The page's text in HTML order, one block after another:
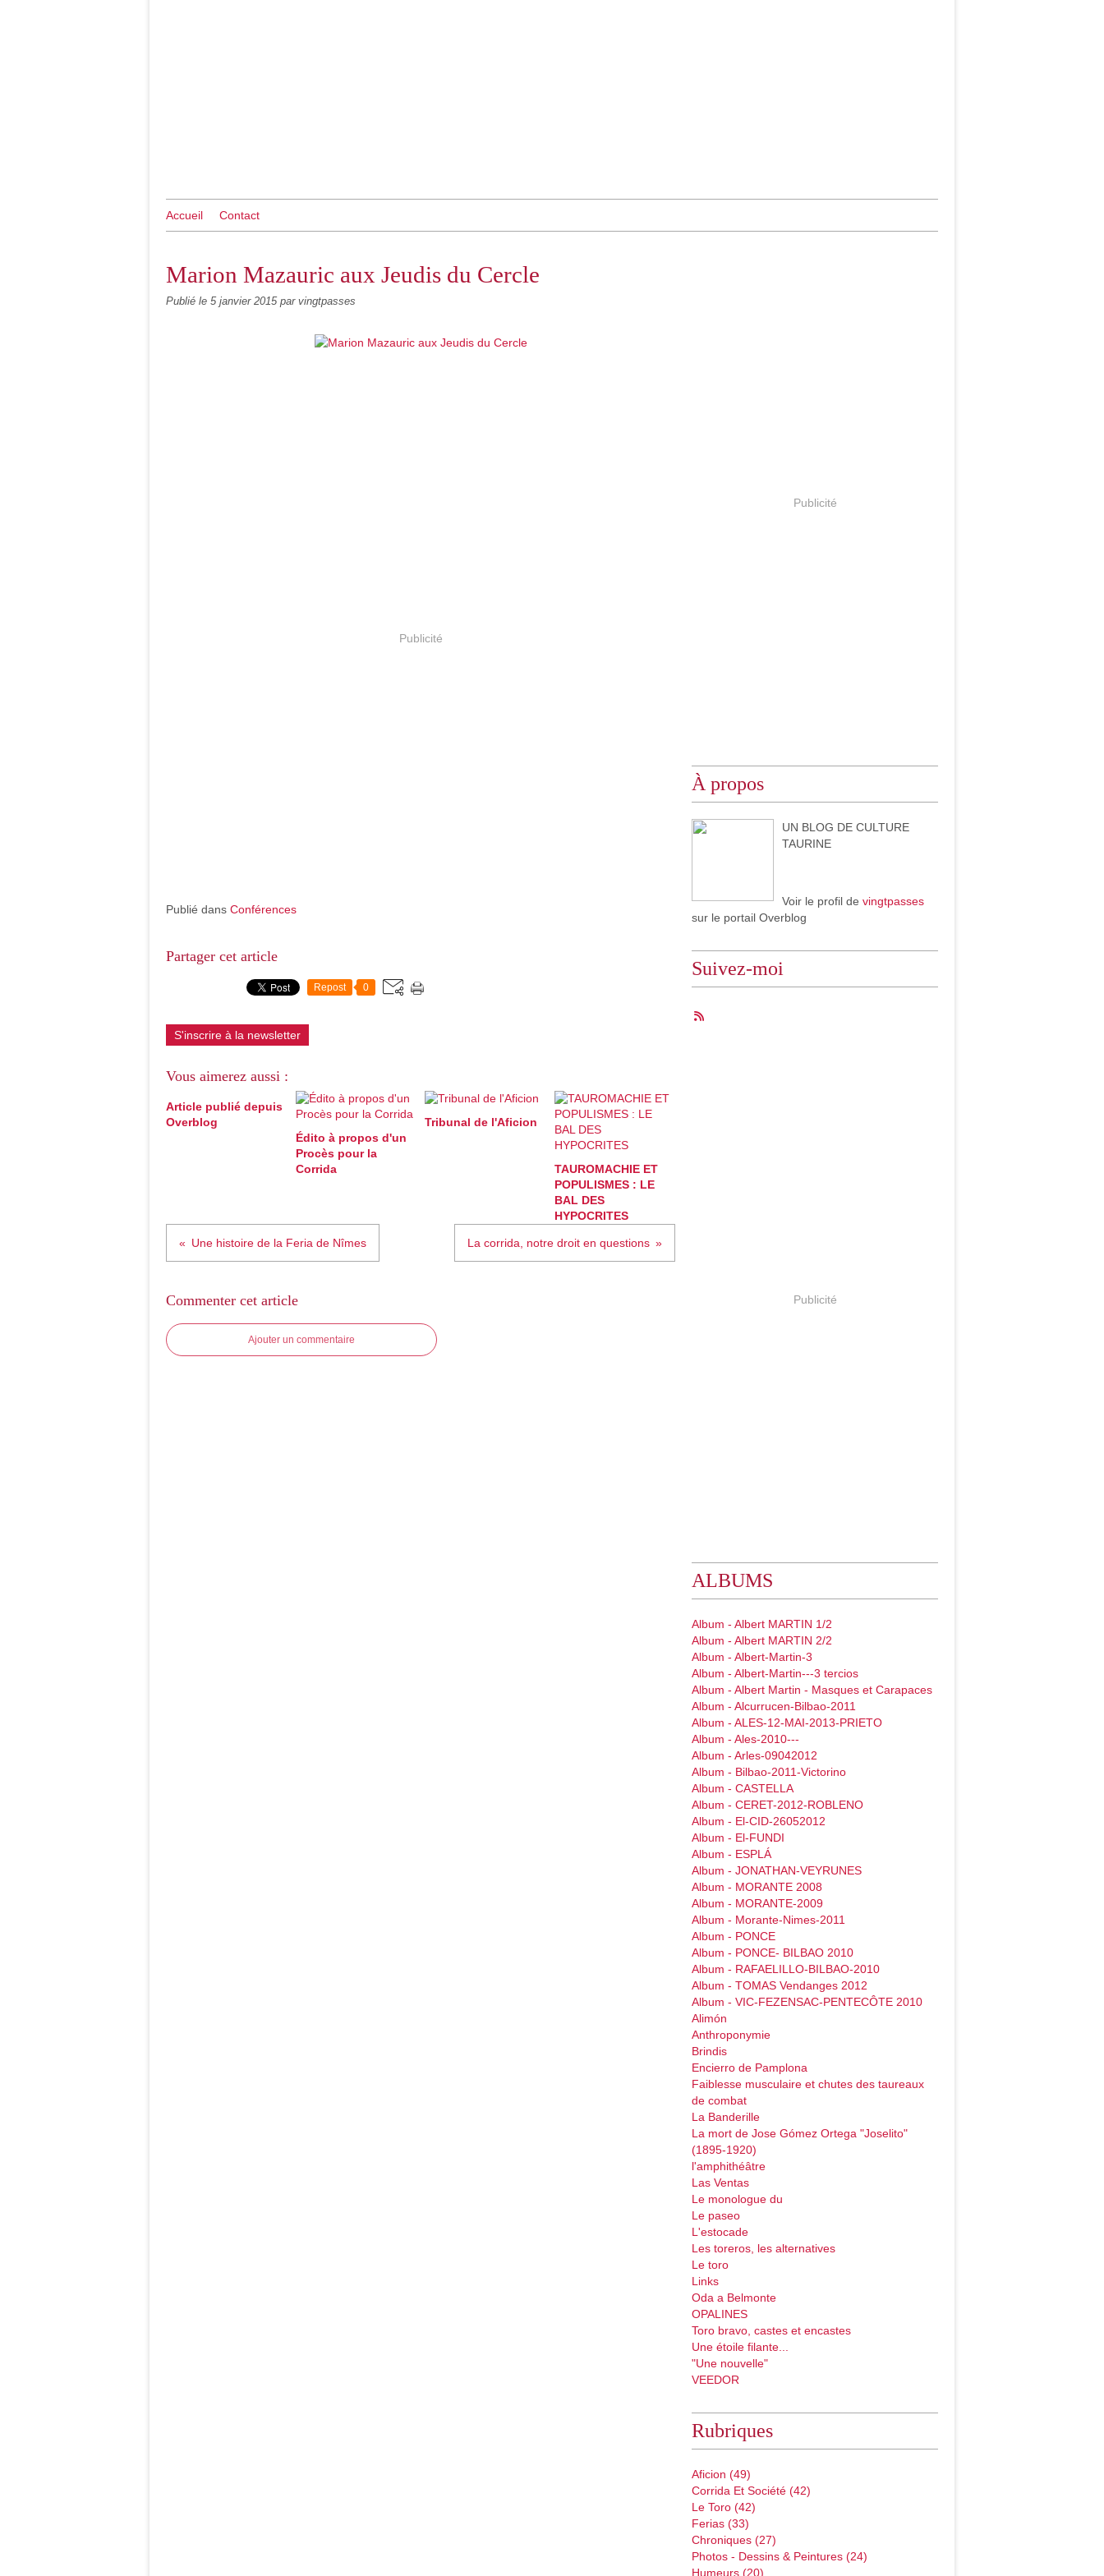
Accueil Contact
Marion Mazauric aux Jeudis du Cercle
Publié le 5 janvier 2015 par vingtpasses
Publicité
Publié dans Conférences
Partager cet article
Repost 0
S'inscrire à la newsletter
Vous aimerez aussi :
Article publié depuis
Overblog
Édito à propos d'un
Procès pour la
Corrida
Tribunal de l'Aficion
TAUROMACHIE ET
POPULISMES : LE
BAL DES
HYPOCRITES
Une histoire de la Feria de Nîmes La corrida, notre droit en questions
Commenter cet article
Ajouter un commentaire
Publicité
À propos
UN BLOG DE CULTURE
TAURINE
Voir le profil de vingtpasses
sur le portail Overblog
Suivez-moi
Publicité
ALBUMS
Album - Albert MARTIN 1/2
Album - Albert MARTIN 2/2
Album - Albert-Martin-3
Album - Albert-Martin---3 tercios
Album - Albert Martin - Masques et Carapaces
Album - Alcurrucen-Bilbao-2011
Album - ALES-12-MAI-2013-PRIETO
Album - Ales-2010---
Album - Arles-09042012
Album - Bilbao-2011-Victorino
Album - CASTELLA
Album - CERET-2012-ROBLENO
Album - El-CID-26052012
Album - El-FUNDI
Album - ESPLÁ
Album - JONATHAN-VEYRUNES
Album - MORANTE 2008
Album - MORANTE-2009
Album - Morante-Nimes-2011
Album - PONCE
Album - PONCE- BILBAO 2010
Album - RAFAELILLO-BILBAO-2010
Album - TOMAS Vendanges 2012
Album - VIC-FEZENSAC-PENTECÔTE 2010
Alimón
Anthroponymie
Brindis
Encierro de Pamplona
Faiblesse musculaire et chutes des taureaux
de combat
La Banderille
La mort de Jose Gómez Ortega "Joselito"
(1895-1920)
l'amphithéâtre
Las Ventas
Le monologue du
Le paseo
L'estocade
Les toreros, les alternatives
Le toro
Links
Oda a Belmonte
OPALINES
Toro bravo, castes et encastes
Une étoile filante...
"Une nouvelle"
VEEDOR
Rubriques
Aficion (49)
Corrida Et Société (42)
Le Toro (42)
Ferias (33)
Chroniques (27)
Photos - Dessins & Peintures (24)
Humeurs (20)